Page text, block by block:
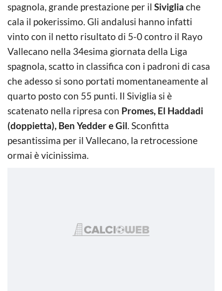
spagnola, grande prestazione per il Siviglia che
cala il pokerissimo. Gli andalusi hanno infatti
vinto con il netto risultato di 5-0 contro il Rayo
Vallecano nella 34esima giornata della Liga
spagnola, scatto in classifica con i padroni di casa
che adesso si sono portati momentaneamente al
quarto posto con 55 punti. Il Siviglia si è
scatenato nella ripresa con Promes, El Haddadi
(doppietta), Ben Yedder e Gil. Sconfitta
pesantissima per il Vallecano, la retrocessione
ormai è vicinissima.